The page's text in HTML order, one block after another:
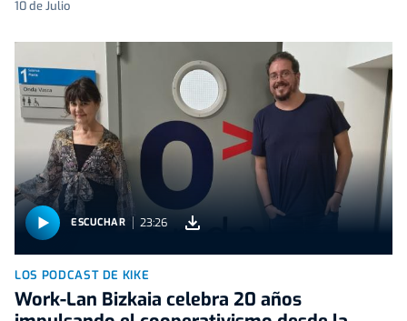
10 de Julio
ESCUCHAR 23:26
LOS PODCAST DE KIKE
Work-Lan Bizkaia celebra 20 años